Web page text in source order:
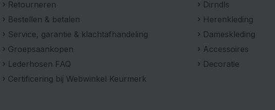
Retourneren
Bestellen & betalen
Service, garantie & klachtafhandeling
Groepsaankopen
Lederhosen FAQ
Certificering bij Webwinkel Keurmerk
Dirndls
Herenkleding
Dameskleding
Accessoires
Decoratie